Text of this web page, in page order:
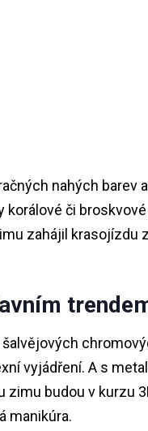
nahých barev
korálové či
zahájil krasojízdu
vyjádření. A s
budou v kurzu
manikúra.